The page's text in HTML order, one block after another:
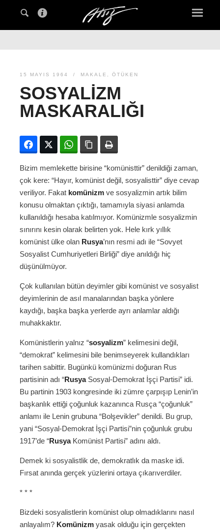
15 MAYIS 1964 MAKALE , ÖTÜKEN
SOSYALIZM
MASKARALIĞI
FacebookTwitter WhatsAppBağlanıyı kopyala
Bizim memlekette birisine “komünisttir” denildiği zaman,
çok kere: “Hayır, komünist değil, sosyalisttir” diye cevap
veriliyor. Fakat komünizm ve sosyalizmin artık bilim
konusu olmaktan çıktığı, tamamıyla siyasi anlamda
kullanıldığı hesaba katılmıyor. Komünizmle sosyalizmin
sınırını kesin olarak belirten yok. Hele kırk yıllık
komünist ülke olan Rusya’nın resmi adı ile “Sovyet
Sosyalist Cumhuriyetleri Birliği” diye anıldığı hiç
düşünülmüyor.
Çok kullanılan bütün deyimler gibi komünist ve sosyalist
deyimlerinin de asıl manalarından başka yönlere
kaydığı, başka başka yerlerde ayrı anlamlar aldığı
muhakkaktır.
Komünistlerin yalnız “sosyalizm” kelimesini değil,
“demokrat” kelimesini bile benimseyerek kullandıkları
tarihen sabittir. Bugünkü komünizmi doğuran Rus
partisinin adı “RusyaSosyal-Demokrat İşçi Partisi” idi.
Bu partinin 1903 kongresinde iki zümre çarpışıp Lenin’in
başkanlık ettiği çoğunluk kazanınca Rusça “çoğunluk”
anlamı ile Lenin grubuna “Bolşevikler” denildi. Bu grup,
yani “Sosyal-Demokrat İşçi Partisi”nin çoğunluk grubu
1917’de “RusyaKomünist Partisi” adını aldı.
Demek ki sosyalistlik de, demokratlık da maske idi.
Fırsat anında gerçek yüzlerini ortaya çıkarıverdiler.
* * *
Bizdeki sosyalistlerin komünist olup olmadıklarını nasıl
anlayalım? Komünizm yasak olduğu için gerçekten